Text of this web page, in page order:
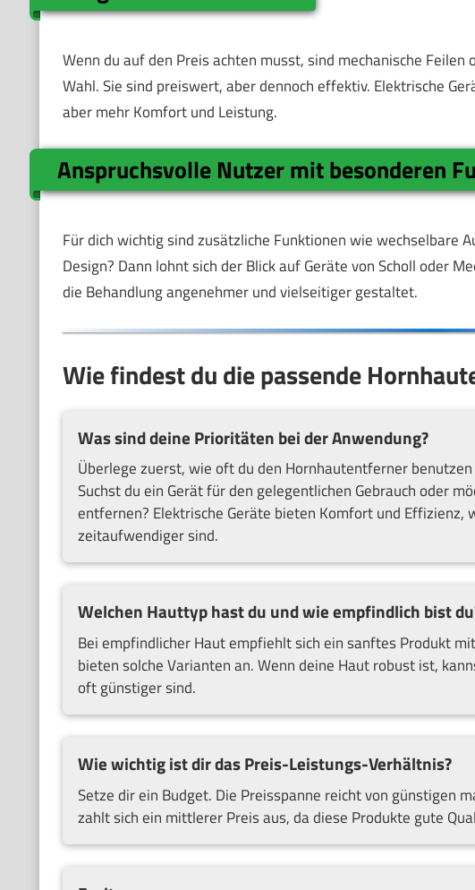
Wenn du auf den Preis achten musst, sind mechanische
Wahl. Sie sind preiswert, aber dennoch effektiv. Elektrische
aber mehr Komfort und Leistung.
Anspruchsvolle Nutzer mit besonderen
Für dich wichtig sind zusätzliche Funktionen wie wechselbare
Design? Dann lohnt sich der Blick auf Geräte von Scholl oder
die Behandlung angenehmer und vielseitiger gestaltet.
Wie findest du die passende
Was sind deine Prioritäten bei der Anwendung?
Überlege zuerst, wie oft du den Hornhautentferner
Suchst du ein Gerät für den gelegentlichen Gebrauch oder
entfernen? Elektrische Geräte bieten Komfort und Effizienz,
zeitaufwendiger sind.
Welchen Hauttyp hast du und wie empfindlich bist
Bei empfindlicher Haut empfiehlt sich ein sanftes Produkt
bieten solche Varianten an. Wenn deine Haut robust ist,
oft günstiger sind.
Wie wichtig ist dir das Preis-Leistungs-Verhältnis?
Setze dir ein Budget. Die Preisspanne reicht von günstigen
zahlt sich ein mittlerer Preis aus, da diese Produkte gute